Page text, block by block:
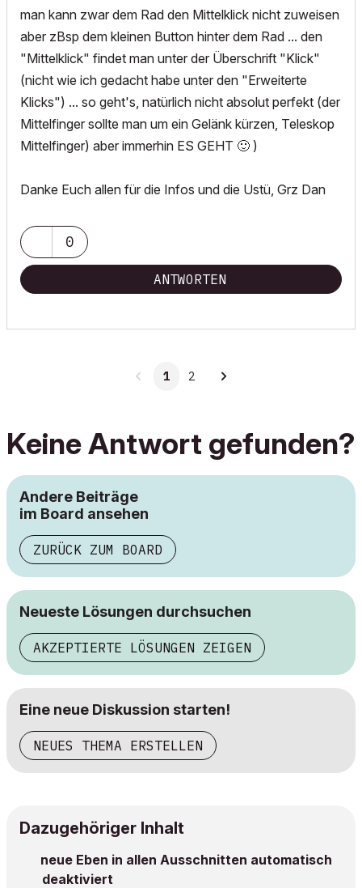
man kann zwar dem Rad den Mittelklick nicht zuweisen
aber zBsp dem kleinen Button hinter dem Rad ... den
"Mittelklick" findet man unter der Überschrift "Klick"
(nicht wie ich gedacht habe unter den "Erweiterte
Klicks") ... so geht's, natürlich nicht absolut perfekt (der
Mittelfinger sollte man um ein Gelänk kürzen, Teleskop
Mittelfinger) aber immerhin ES GEHT 🙂 )
Danke Euch allen für die Infos und die Ustü, Grz Dan
0
ANTWORTEN
1 2
Keine Antwort gefunden?
Andere Beiträge
im Board ansehen
ZURÜCK ZUM BOARD
Neueste Lösungen durchsuchen
AKZEPTIERTE LÖSUNGEN ZEIGEN
Eine neue Diskussion starten!
NEUES THEMA ERSTELLEN
Dazugehöriger Inhalt
neue Eben in allen Ausschnitten automatisch
deaktiviert